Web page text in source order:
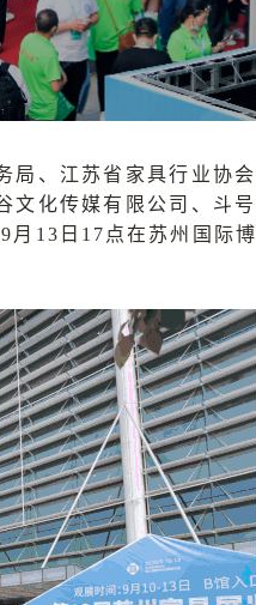
局、江苏省家具行业协
化传媒有限公司、斗号
13日17点在苏州国际博